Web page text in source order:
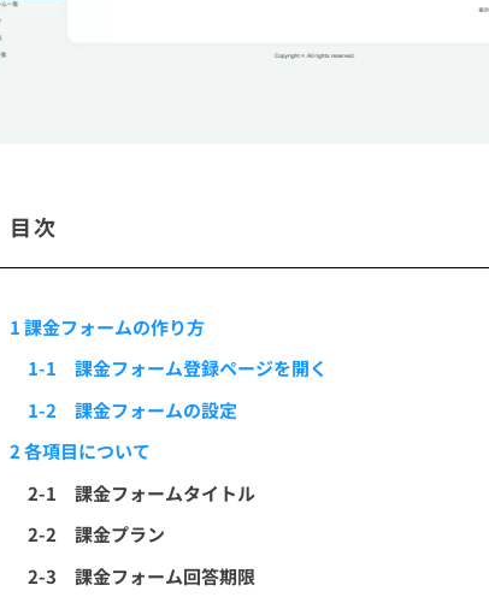
目次
1 課金フォームの作り方
1-1 課金フォーム登録ページを開く
1-2 課金フォームの設定
2 各項目について
2-1 課金フォームタイトル
2-2 課金プラン
2-3 課金フォーム回答期限